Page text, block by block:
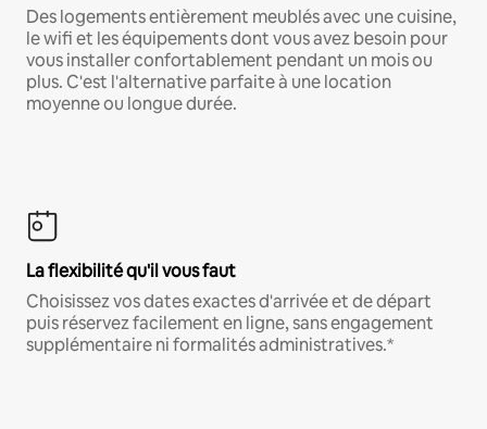
Des logements entièrement meublés avec une cuisine,
le wifi et les équipements dont vous avez besoin pour
vous installer confortablement pendant un mois ou
plus. C'est l'alternative parfaite à une location
moyenne ou longue durée.
La flexibilité qu'il vous faut
Choisissez vos dates exactes d'arrivée et de départ
puis réservez facilement en ligne, sans engagement
supplémentaire ni formalités administratives.*